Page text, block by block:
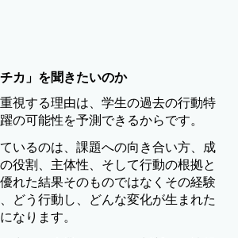
カ」を聞きたいのか
視する理由は、学生の過去の行動特
の可能性を予測できるからです。
いるのは、課題への向き合い方、成
役割、主体性、そして行動の根拠と
れた結果そのものではなくその経験
どう行動し、どんな変化が生まれた
なります。